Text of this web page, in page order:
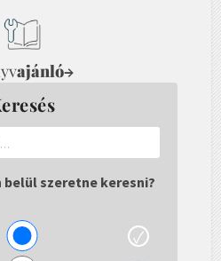
ajánló→
el
gépelni...
szeretne keresni?